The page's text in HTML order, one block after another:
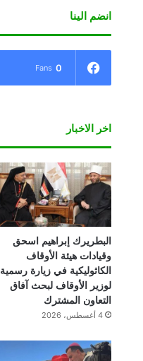
انضم الينا
0
Fans
اخر الاخبار
البطريرك إبراهيم اسحق
وقيادات هيئة الأوقاف
الكاثوليكية في زيارة رسمية
لوزير الأوقاف لبحث آفاق
التعاون المشترك
4 أغسطس، 2026